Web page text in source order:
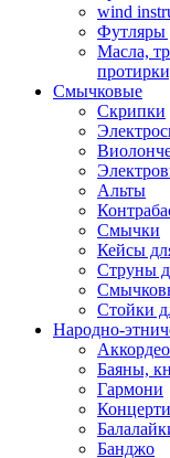
wind
Футляры
Масла,
Смычковые
Скрипки
Альты
Смычки
Кейсы
Струны
Стойки
Народно-
Баяны,
Гармони
Банджо